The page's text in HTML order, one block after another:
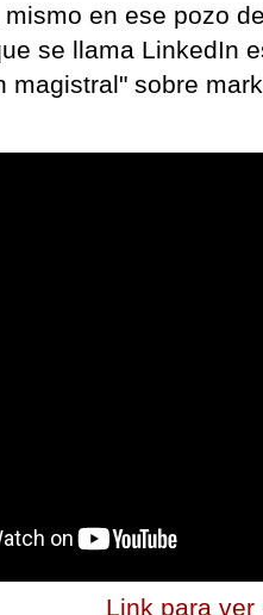
en ese pozo
se llama LinkedIn
magistral" sobre
Link para